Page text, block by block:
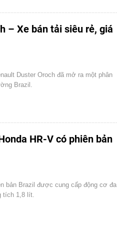
– Xe bán tải siêu rẻ, giá
Duster Oroch đã mở ra một phân
Brazil.
HR-V có phiên bản
bản Brazil được cung cấp động cơ đa
tích 1,8 lít.